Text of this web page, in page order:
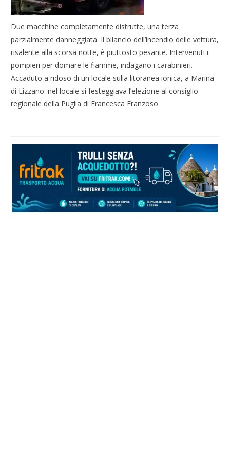
Due macchine completamente distrutte, una terza
parzialmente danneggiata. Il bilancio dell’incendio delle vettura,
risalente alla scorsa notte, è piuttosto pesante. Intervenuti i
pompieri per domare le fiamme, indagano i carabinieri.
Accaduto a ridoso di un locale sulla litoranea ionica, a Marina
di Lizzano: nel locale si festeggiava l’elezione al consiglio
regionale della Puglia di Francesca Franzoso.